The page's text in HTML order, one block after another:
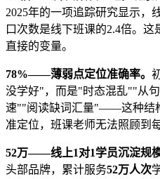
2025年的一项追踪研究显示，
口次数是线下班课的2.4倍。
直接的变量。
78%——薄弱点定位准确率。
没学好"，而是"时态混乱""从
速""阅读缺词汇量"——这种结
准定位，班课老师无法照顾到
52万——线上1对1学员沉淀规模
头部品牌，累计服务52万人次